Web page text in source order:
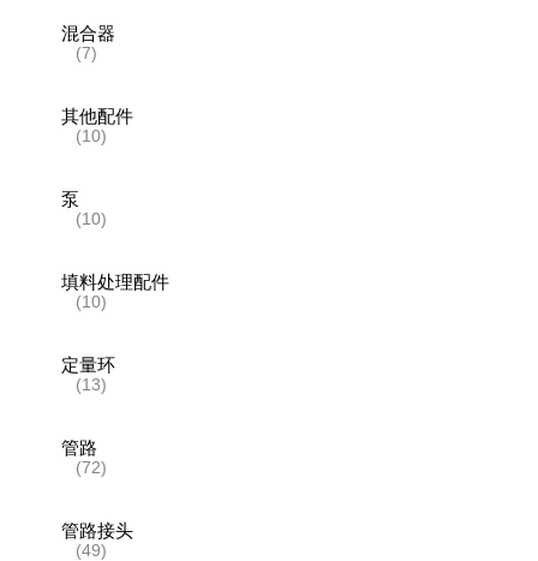
混合器
(7)
其他配件
(10)
泵
(10)
填料处理配件
(10)
定量环
(13)
管路
(72)
管路接头
(49)